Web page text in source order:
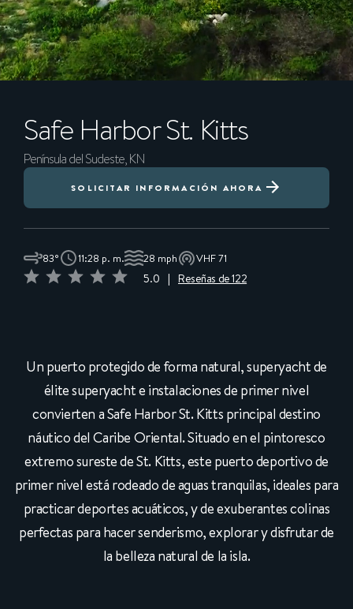
Safe Harbor St. Kitts
Península del Sudeste, KN
SOLICITAR INFORMACIÓN AHORA
83° 11:28 p. m. 28 mph VHF 71
5.0 | Reseñas de 122
Un puerto protegido de forma natural, superyacht de
élite superyacht e instalaciones de primer nivel
convierten a Safe Harbor St. Kitts principal destino
náutico del Caribe Oriental. Situado en el pintoresco
extremo sureste de St. Kitts, este puerto deportivo de
primer nivel está rodeado de aguas tranquilas, ideales para
practicar deportes acuáticos, y de exuberantes colinas
perfectas para hacer senderismo, explorar y disfrutar de
la belleza natural de la isla.